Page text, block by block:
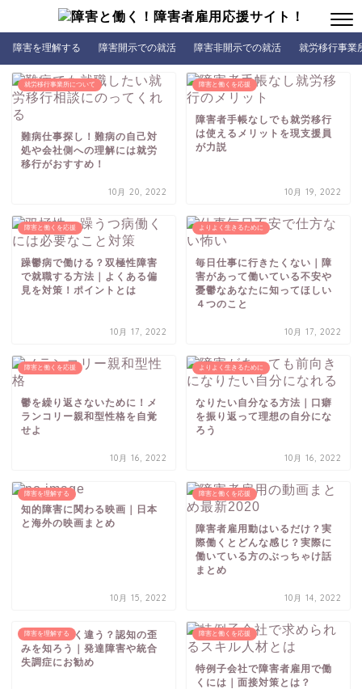
障害を理解する 障害開示での就活 障害非開示での就活 就労移行事業
就労移行事業所について
難病仕事探し！難病の自己対
処や会社側への理解には就労
移行がおすすめ！
10月 20, 2022
障害と働くを応援
障害者手帳なしでも就労移行
は使えるメリットを現支援員
が力説
10月 19, 2022
障害と働くを応援
躁鬱病で働ける？双極性障害
で就職する方法｜よくある偏
見を対策！ポイントとは
10月 17, 2022
よりよく生きるために
毎日仕事に行きたくない｜障
害があって働いている不安や
憂鬱なあなたに知ってほしい
４つのこと
10月 17, 2022
障害と働くを応援
鬱を繰り返さないために！メ
ランコリー親和型性格を自覚
せよ
10月 16, 2022
よりよく生きるために
なりたい自分なる方法｜口癖
を振り返って理想の自分にな
ろう
10月 16, 2022
障害を理解する
知的障害に関わる映画｜日本
と海外の映画まとめ
10月 15, 2022
障害と働くを応援
障害者雇用動はいるだけ？実
際働くとどんな感じ？実際に
働いている方のぶっちゃけ話
まとめ
10月 14, 2022
障害を理解する
捉え方が全く違う？認知の歪
みを知ろう｜発達障害や統合
失調症にお勧め
障害と働くを応援
特例子会社で障害者雇用で働
くには｜面接対策とは？